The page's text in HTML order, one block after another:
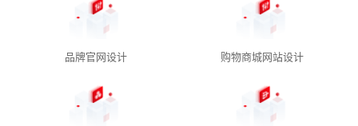
品牌官网设计 购物商城网站设计